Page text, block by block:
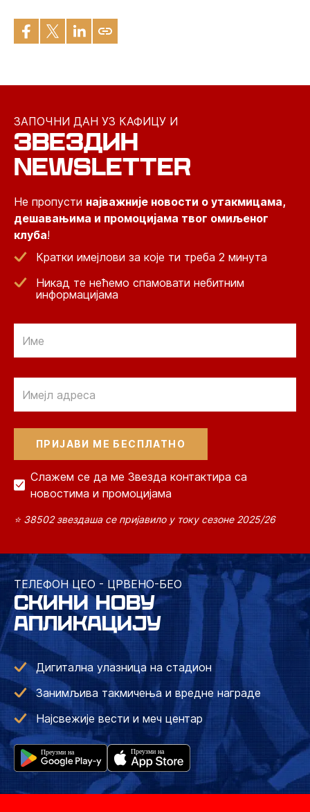
ЗАПОЧНИ ДАН УЗ КАФИЦУ И
ЗВЕЗДИН
NEWSLETTER
Не пропусти најважније новости о утакмицама,
дешавањима и промоцијама твог омиљеног
клуба!
Кратки имејлови за које ти треба 2 минута
Никад те нећемо спамовати небитним
информацијама
Слажем се да ме Звезда контактира са
новостима и промоцијама
⭐ 38502 звездаша се пријавило у току сезоне 2025/26
ТЕЛЕФОН ЦЕО - ЦРВЕНО-БЕО
СКИНИ НОВУ
АПЛИКАЦИЈУ
Дигитална улазница на стадион
Занимљива такмичења и вредне награде
Најсвежије вести и меч центар